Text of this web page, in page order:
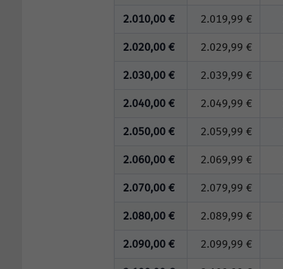
2.010,00 € 2.019,99 €
2.020,00 € 2.029,99 €
2.030,00 € 2.039,99 €
2.040,00 € 2.049,99 €
2.050,00 € 2.059,99 €
2.060,00 € 2.069,99 €
2.070,00 € 2.079,99 €
2.080,00 € 2.089,99 €
2.090,00 € 2.099,99 €